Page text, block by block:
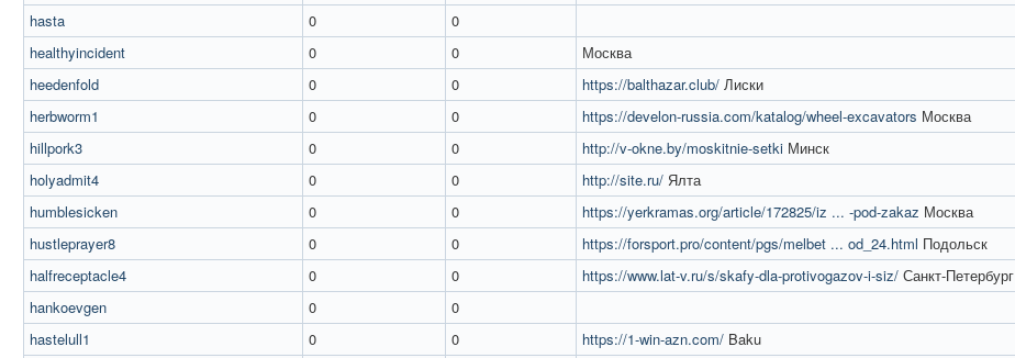
hasta
0 0
healthyincident
0 0 Москва
heedenfold
0 0 https://balthazar.club/ Лиски
herbworm1
0 0 https://develon-russia.com/katalog/wheel-excavators Москва
hillpork3
0 0 http://v-okne.by/moskitnie-setki Минск
holyadmit4
0 0 http://site.ru/ Ялта
humblesicken
0 0 https://yerkramas.org/article/172825/iz ... -pod-zakaz Москва
hustleprayer8
0 0 https://forsport.pro/content/pgs/melbet ... od_24.html Подольск
halfreceptacle4
0 0 https://www.lat-v.ru/s/skafy-dla-protivogazov-i-siz/ Санкт-Петербург
hankoevgen
0 0
hastelull1
0 0 https://1-win-azn.com/ Baku